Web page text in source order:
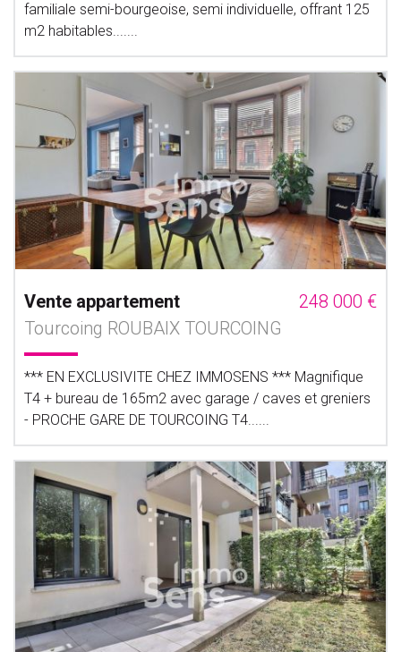
familiale semi-bourgeoise, semi individuelle, offrant 125
m2 habitables.......
Vente appartement
248 000 €
Tourcoing ROUBAIX TOURCOING
*** EN EXCLUSIVITE CHEZ IMMOSENS *** Magnifique
T4 + bureau de 165m2 avec garage / caves et greniers
- PROCHE GARE DE TOURCOING T4......